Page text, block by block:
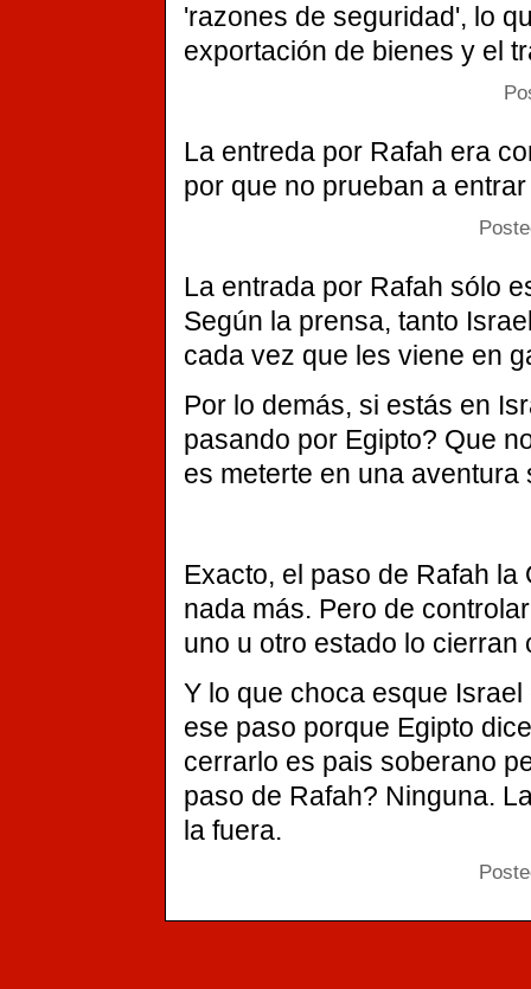
'razones de seguridad', lo
exportación de bienes y el
La entreda por Rafah era
por que no prueban a
La entrada por Rafah sólo
Según la prensa, tanto
cada vez que les viene en
Por lo demás, si estás en
pasando por Egipto? Que
es meterte en una
Exacto, el paso de Rafah
nada más. Pero de
uno u otro estado lo
Y lo que choca esque
ese paso porque Egipto
cerrarlo es pais soberano
paso de Rafah? Ninguna.
la fuera.